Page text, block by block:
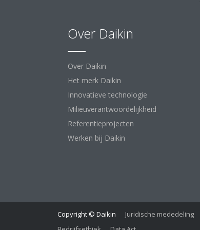
Over Daikin
Over Daikin
Het merk Daikin
Innovatieve technologie
Milieuverantwoordelijkheid
Referentieprojecten
Werken bij Daikin
Copyright © Daikin Juridische mededeling